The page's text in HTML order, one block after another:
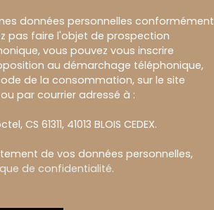
données personnelles conformément
pas faire l'objet de prospection
vous pouvez vous inscrire
au démarchage téléphonique,
de la consommation, sur le site
par courrier adressé à :
CS 61311, 41013 BLOIS CEDEX.
de vos données personnelles,
de confidentialité.